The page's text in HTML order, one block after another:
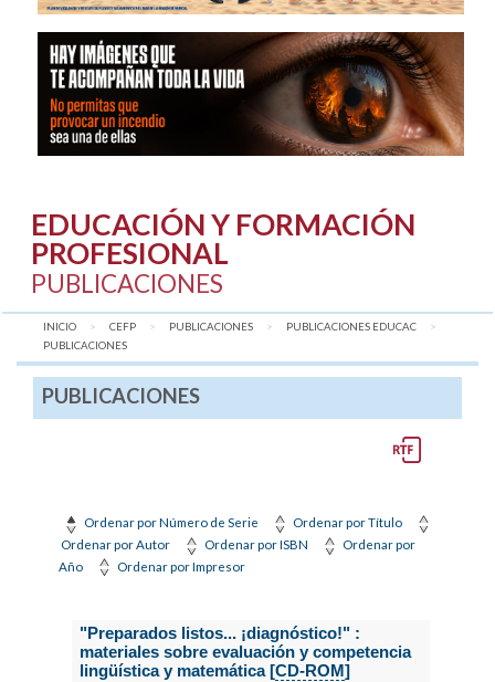
EDUCACIÓN Y FORMACIÓN
PROFESIONAL
PUBLICACIONES
INICIO CEFP PUBLICACIONES
PUBLICACIONES EDUCAC
AQUÍ:
PUBLICACIONES
PUBLICACIONES
Ordenar por Número de Serie
Ordenar por Título
Ordenar por Autor
Ordenar por ISBN
Ordenar por
Año
Ordenar por Impresor
"Preparados listos... ¡diagnóstico!" :
materiales sobre evaluación y competencia
lingüística y matemática [CD-ROM]